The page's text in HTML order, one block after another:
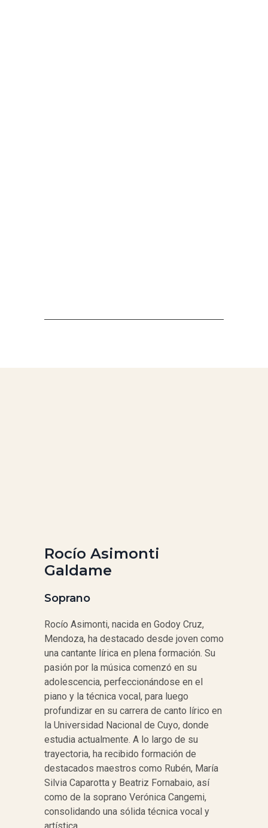
Rocío Asimonti
Galdame
Soprano
Rocío Asimonti, nacida en Godoy Cruz,
Mendoza, ha destacado desde joven como
una cantante lírica en plena formación. Su
pasión por la música comenzó en su
adolescencia, perfeccionándose en el
piano y la técnica vocal, para luego
profundizar en su carrera de canto lírico en
la Universidad Nacional de Cuyo, donde
estudia actualmente. A lo largo de su
trayectoria, ha recibido formación de
destacados maestros como Rubén, María
Silvia Caparotta y Beatriz Fornabaio, así
como de la soprano Verónica Cangemi,
consolidando una sólida técnica vocal y